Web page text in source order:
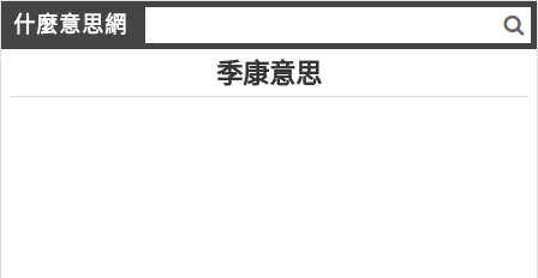
什麼意思網
季康意思